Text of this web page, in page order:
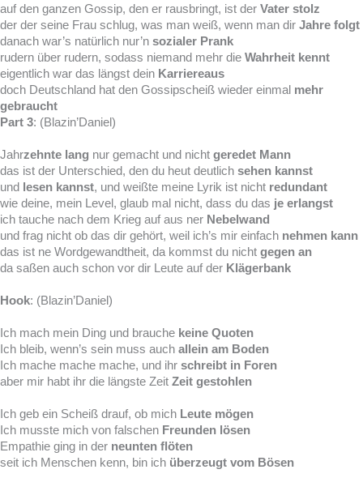
auf den ganzen Gossip, den er rausbringt, ist der Vater stolz
der der seine Frau schlug, was man weiß, wenn man dir Jahre folgt
danach war’s natürlich nur’n sozialer Prank
rudern über rudern, sodass niemand mehr die Wahrheit kennt
eigentlich war das längst dein Karriereaus
doch Deutschland hat den Gossipscheiß wieder einmal mehr
gebraucht
Part 3: (Blazin’Daniel)
Jahrzehnte lang nur gemacht und nicht geredet Mann
das ist der Unterschied, den du heut deutlich sehen kannst
und
lesen kannst, und weißte meine Lyrik ist nicht redundant
wie deine, mein Level, glaub mal nicht, dass du das je erlangst
ich tauche nach dem Krieg auf aus ner Nebelwand
und frag nicht ob das dir gehört, weil ich’s mir einfach nehmen kann
das ist ne Wordgewandtheit, da kommst du nicht gegen an
da saßen auch schon vor dir Leute auf der Klägerbank
Hook: (Blazin’Daniel)
Ich mach mein Ding und brauche keine Quoten
Ich bleib, wenn’s sein muss auch allein am Boden
Ich mache mache mache, und ihr schreibt in Foren
aber mir habt ihr die längste Zeit Zeit gestohlen
Ich geb ein Scheiß drauf, ob mich Leute mögen
Ich musste mich von falschen Freunden lösen
Empathie ging in der neunten flöten
seit ich Menschen kenn, bin ich überzeugt vom Bösen